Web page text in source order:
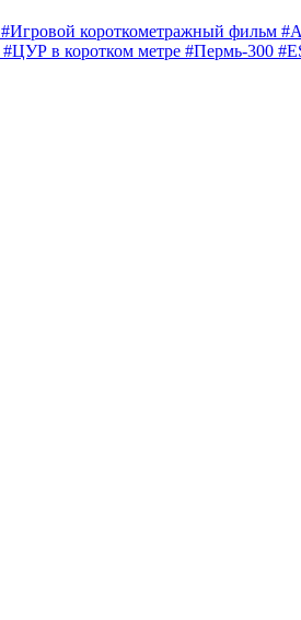
#Игровой короткометражный фильм
#ЦУР в коротком метре #Пермь-300